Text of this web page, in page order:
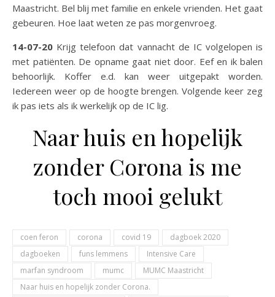
Maastricht. Bel blij met familie en enkele vrienden. Het gaat
gebeuren. Hoe laat weten ze pas morgenvroeg.
14-07-20 Krijg telefoon dat vannacht de IC volgelopen is
met patiënten. De opname gaat niet door. Eef en ik balen
behoorlijk. Koffer e.d. kan weer uitgepakt worden.
Iedereen weer op de hoogte brengen. Volgende keer zeg
ik pas iets als ik werkelijk op de IC lig.
Naar huis en hopelijk
zonder Corona is me
toch mooi gelukt
coen feron corona covid 19
dagboek 2020
dagboeken
funs lemmens
Intensive Care
marfan syndroom
mumc
MUMC Maastricht
Naar huis en hopelijk zonder Corona.